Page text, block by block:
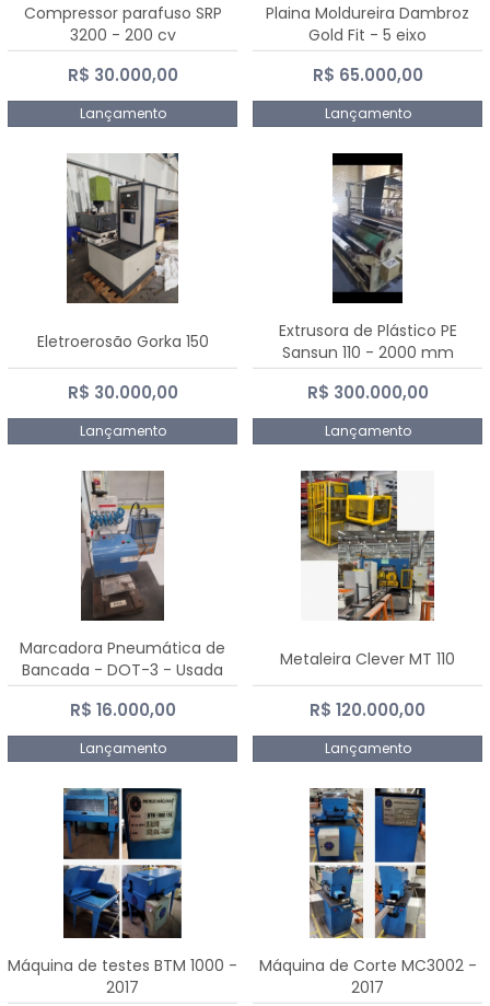
Compressor parafuso SRP
3200 - 200 cv
R$ 30.000,00
Lançamento
Plaina Moldureira Dambroz
Gold Fit - 5 eixo
R$ 65.000,00
Lançamento
Eletroerosão Gorka 150
R$ 30.000,00
Lançamento
Extrusora de Plástico PE
Sansun 110 - 2000 mm
R$ 300.000,00
Lançamento
Marcadora Pneumática de
Bancada - DOT-3 - Usada
R$ 16.000,00
Lançamento
Metaleira Clever MT 110
R$ 120.000,00
Lançamento
Máquina de testes BTM 1000 -
2017
Máquina de Corte MC3002 -
2017